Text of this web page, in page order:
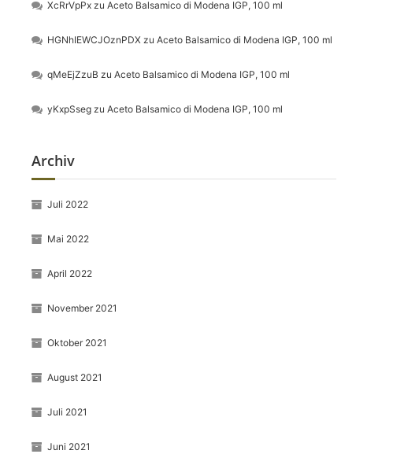
XcRrVpPx zuAceto Balsamico di Modena IGP, 100 ml
HGNhIEWCJOznPDX zuAceto Balsamico di Modena IGP, 100 ml
qMeEjZzuB zuAceto Balsamico di Modena IGP, 100 ml
yKxpSseg zuAceto Balsamico di Modena IGP, 100 ml
Archiv
Juli 2022
Mai 2022
April 2022
November 2021
Oktober 2021
August 2021
Juli 2021
Juni 2021